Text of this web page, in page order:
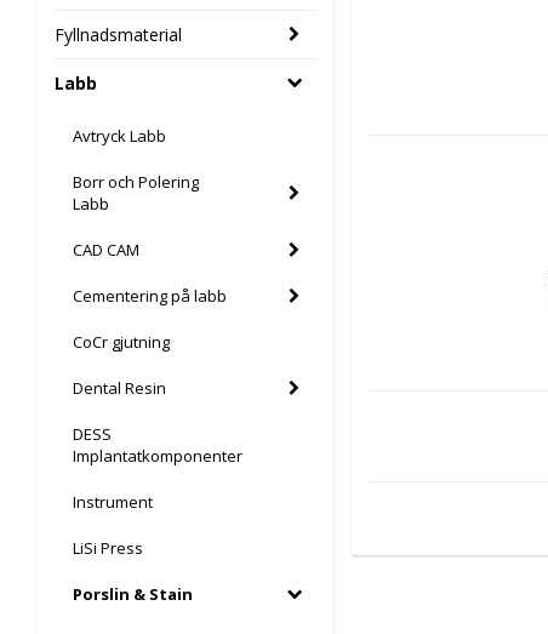
Fyllnadsmaterial
Labb
Avtryck Labb
Borr och Polering
Labb
CAD CAM
Cementering på labb
CoCr gjutning
Dental Resin
DESS
Implantatkomponenter
Instrument
LiSi Press
Porslin & Stain